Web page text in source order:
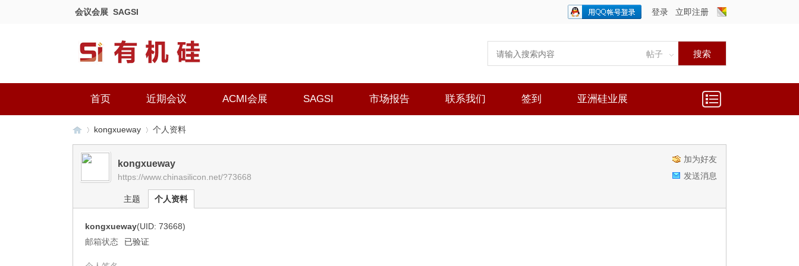
会议会展 SAGSI 登录
立即注册
帖子 搜索
首页 近期会议 ACMI会展 SAGSI 市场报告 联系我们 签到 亚洲硅业展
有›
kongxueway
›
个人资料
加为好友
发送消息
kongxueway
https://www.chinasilicon.net/?73668
主题 个人资料
kongxueway(UID: 73668)
邮箱状态
已验证